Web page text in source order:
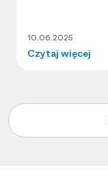
10.06.2025
Czytaj więcej